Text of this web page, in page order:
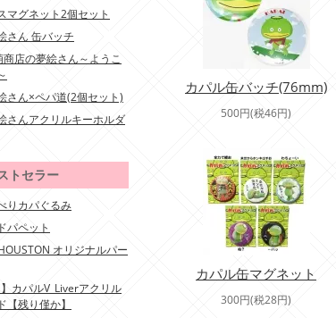
カパル缶バッチ(76mm)
500円(税46円)
カパル缶マグネット
300円(税28円)
マグネット2個セット
さん 缶バッチ
商店の夢絵さん～ようこ
さん×ペパ道(2個セット)
さんアクリルキーホルダ
トセラー
りカパぐるみ
パペット
オリジナルパー
】カパルV_Liverアクリル
【残り僅か】